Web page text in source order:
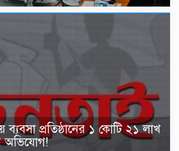
ব্যবসা প্রতিষ্ঠানের ১ কোটি ২১ লাখ
অভিযোগ!